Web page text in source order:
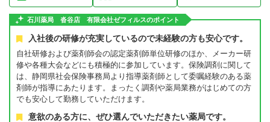
石川薬局 沓谷店 有限会社ゼフィルスのポイント
入社後の研修が充実しているので未経験の方も安心です。
自社研修および薬剤師会の認定薬剤師単位研修のほか、メーカー研
修や各種大会などにも積極的に参加しています。保険調剤に関して
は、静岡県社会保険事務局より指導薬剤師として委嘱経験のある薬
剤師が指導にあたります。まったく調剤や薬局業務がはじめての方
でも安心して勤務していただけます。
意欲のある方に、ぜひ選んでいただきたい薬局です。